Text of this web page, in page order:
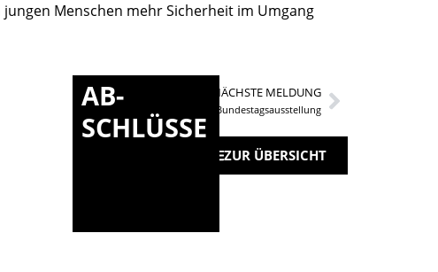
Menschen mehr Sicherheit im Umgang
NÄCHSTE MELDUNG
Besuch der Bundestagsausstellung
ZUR ÜBERSICHT
AB-
SCHLÜSSE